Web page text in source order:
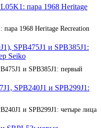
1968 Heritage Recreation
и SPB385J1: первый
и SPB299J1: четыре лица